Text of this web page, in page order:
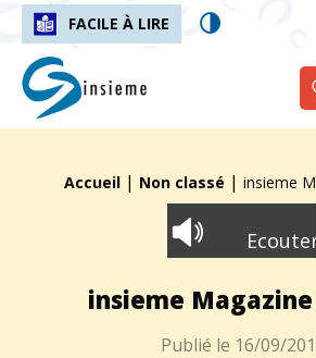
FACILE À LIRE
insieme.ch
Fil d'Ariane :
Accueil | Non classé | insieme
insieme Magazine
Publié le 16/09/